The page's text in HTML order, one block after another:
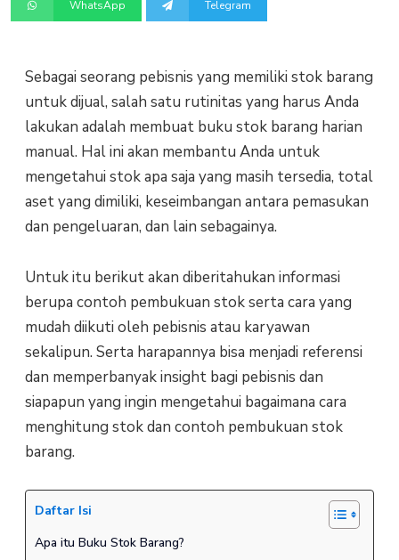
WhatsApp Telegram
Sebagai seorang pebisnis yang memiliki stok barang
untuk dijual, salah satu rutinitas yang harus Anda
lakukan adalah membuat buku stok barang harian
manual. Hal ini akan membantu Anda untuk
mengetahui stok apa saja yang masih tersedia, total
aset yang dimiliki, keseimbangan antara pemasukan
dan pengeluaran, dan lain sebagainya.
Untuk itu berikut akan diberitahukan informasi
berupa contoh pembukuan stok serta cara yang
mudah diikuti oleh pebisnis atau karyawan
sekalipun. Serta harapannya bisa menjadi referensi
dan memperbanyak insight bagi pebisnis dan
siapapun yang ingin mengetahui bagaimana cara
menghitung stok dan contoh pembukuan stok
barang.
Daftar Isi
Apa itu Buku Stok Barang?